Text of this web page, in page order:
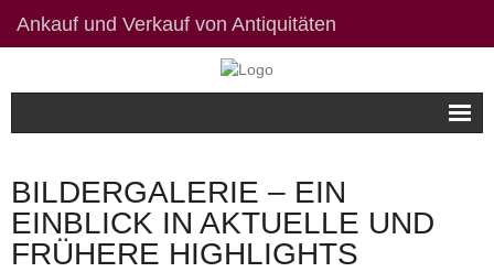
Ankauf und Verkauf von Antiquitäten
Bildergalerie
Kontakt / Links
BILDERGALERIE – EIN
EINBLICK IN AKTUELLE UND
FRÜHERE HIGHLIGHTS